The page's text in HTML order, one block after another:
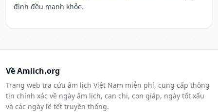
đình đều mạnh khỏe.
Về Amlich.org
Trang web tra cứu âm lịch Việt Nam miễn phí, cung cấp thông
tin chính xác về ngày âm lịch, can chi, con giáp, ngày tốt xấu
và các ngày lễ tết truyền thống.